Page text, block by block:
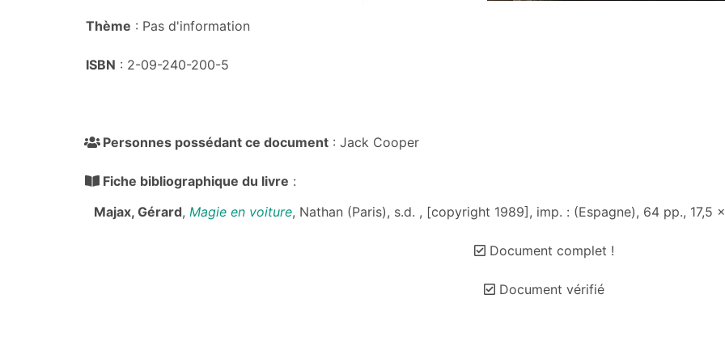
Thème : Pas d'information
ISBN : 2-09-240-200-5
Personnes possédant ce document : Jack Cooper
Fiche bibliographique du livre :
Majax, Gérard, Magie en voiture, Nathan (Paris), s.d. , [copyright 1989], imp. : (Espagne), 64 pp., 17,5
Document complet !
Document vérifié